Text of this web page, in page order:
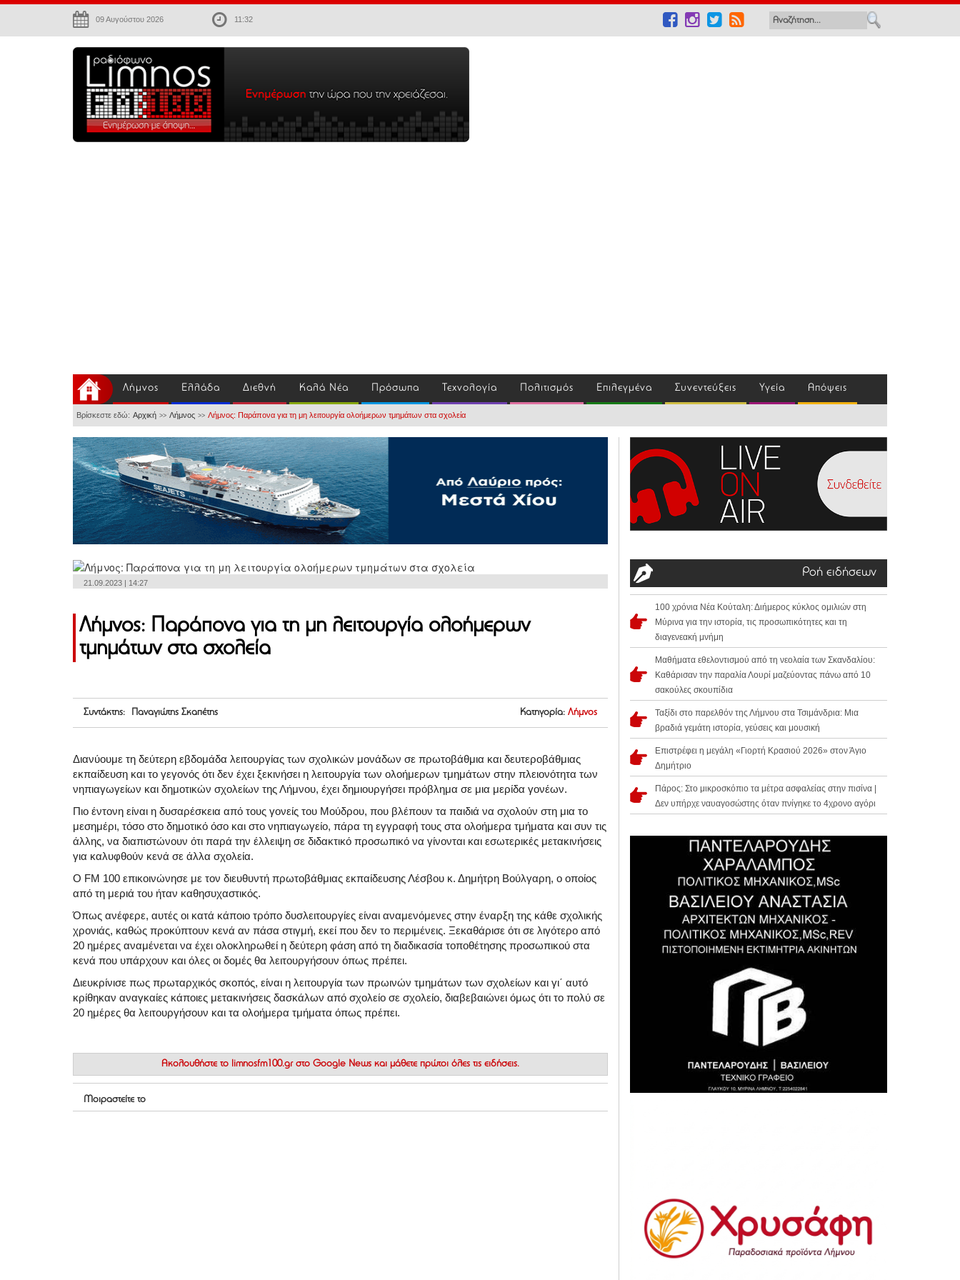
09 Αυγούστου 2026 11:32
Λήμνος Ελλάδα Διεθνή Καλά Νέα Πρόσωπα Τεχνολογία Πολιτισμός Επιλεγμένα Συνεντεύξεις Υγεία Απόψεις
Βρίσκεστε εδώ: Αρχική >> Λήμνος >> Λήμνος: Παράπονα για τη μη λειτουργία ολοήμερων τμημάτων στα σχολεία
21.09.2023 | 14:27
Λήμνος: Παράπονα για τη μη λειτουργία ολοήμερων
τμημάτων στα σχολεία
Συντάκτης: Παναγιώτης Σκαπέτης Κατηγορία: Λήμνος
Διανύουμε τη δεύτερη εβδομάδα λειτουργίας των σχολικών μονάδων σε πρωτοβάθμια και δευτεροβάθμιας
εκπαίδευση και το γεγονός ότι δεν έχει ξεκινήσει η λειτουργία των ολοήμερων τμημάτων στην πλειονότητα των
νηπιαγωγείων και δημοτικών σχολείων της Λήμνου, έχει δημιουργήσει πρόβλημα σε μια μερίδα γονέων.
Πιο έντονη είναι η δυσαρέσκεια από τους γονείς του Μούδρου, που βλέπουν τα παιδιά να σχολούν στη μια το
μεσημέρι, τόσο στο δημοτικό όσο και στο νηπιαγωγείο, πάρα τη εγγραφή τους στα ολοήμερα τμήματα και συν τις
άλλης, να διαπιστώνουν ότι παρά την έλλειψη σε διδακτικό προσωπικό να γίνονται και εσωτερικές μετακινήσεις
για καλυφθούν κενά σε άλλα σχολεία.
Ο FM 100 επικοινώνησε με τον διευθυντή πρωτοβάθμιας εκπαίδευσης Λέσβου κ. Δημήτρη Βούλγαρη, ο οποίος
από τη μεριά του ήταν καθησυχαστικός.
Όπως ανέφερε, αυτές οι κατά κάποιο τρόπο δυσλειτουργίες είναι αναμενόμενες στην έναρξη της κάθε σχολικής
χρονιάς, καθώς προκύπτουν κενά αν πάσα στιγμή, εκεί που δεν το περιμένεις. Ξεκαθάρισε ότι σε λιγότερο από
20 ημέρες αναμένεται να έχει ολοκληρωθεί η δεύτερη φάση από τη διαδικασία τοποθέτησης προσωπικού στα
κενά που υπάρχουν και όλες οι δομές θα λειτουργήσουν όπως πρέπει.
Διευκρίνισε πως πρωταρχικός σκοπός, είναι η λειτουργία των πρωινών τμημάτων των σχολείων και γι΄ αυτό
κρίθηκαν αναγκαίες κάποιες μετακινήσεις δασκάλων από σχολείο σε σχολείο, διαβεβαιώνει όμως ότι το πολύ σε
20 ημέρες θα λειτουργήσουν και τα ολοήμερα τμήματα όπως πρέπει.
Ακολουθήστε το limnosfm100.gr στο Google News και μάθετε πρώτοι όλες τις ειδήσεις.
Μοιραστείτε το
Ροή ειδήσεων
100 χρόνια Νέα Κούταλη: Διήμερος κύκλος ομιλιών στη
Μύρινα για την ιστορία, τις προσωπικότητες και τη
διαγενεακή μνήμη
Μαθήματα εθελοντισμού από τη νεολαία των Σκανδαλίου:
Καθάρισαν την παραλία Λουρί μαζεύοντας πάνω από 10
σακούλες σκουπίδια
Ταξίδι στο παρελθόν της Λήμνου στα Τσιμάνδρια: Μια
βραδιά γεμάτη ιστορία, γεύσεις και μουσική
Επιστρέφει η μεγάλη «Γιορτή Κρασιού 2026» στον Άγιο
Δημήτριο
Πάρος: Στο μικροσκόπιο τα μέτρα ασφαλείας στην πισίνα |
Δεν υπήρχε ναυαγοσώστης όταν πνίγηκε το 4χρονο αγόρι